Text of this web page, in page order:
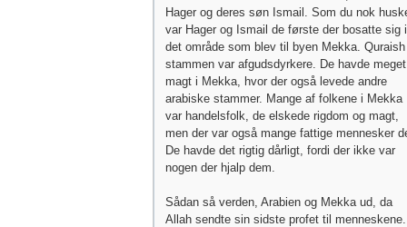
Hager og deres søn Ismail. Som du nok
var Hager og Ismail de første der bosatte sig i
det område som blev til byen Mekka. Quraish
stammen var afgudsdyrkere. De havde meget
magt i Mekka, hvor der også levede andre
arabiske stammer. Mange af folkene i Mekka
var handelsfolk, de elskede rigdom og magt,
men der var også mange fattige mennesker
De havde det rigtig dårligt, fordi der ikke var
nogen der hjalp dem.
Sådan så verden, Arabien og Mekka ud, da
Allah sendte sin sidste profet til menneskene.